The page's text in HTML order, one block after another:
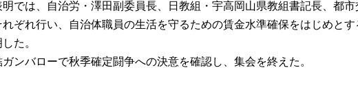
では、自治労・澤田副委員長、日教組・宇高岡山県教組書記長、都
ぞれ行い、自治体職員の生活を守るための賃金水準確保をはじめと
た。
ンバローで秋季確定闘争への決意を確認し、集会を終えた。